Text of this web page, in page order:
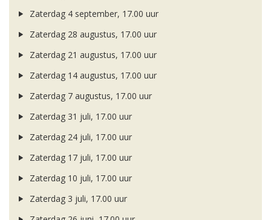
Zaterdag 4 september, 17.00 uur
Zaterdag 28 augustus, 17.00 uur
Zaterdag 21 augustus, 17.00 uur
Zaterdag 14 augustus, 17.00 uur
Zaterdag 7 augustus, 17.00 uur
Zaterdag 31 juli, 17.00 uur
Zaterdag 24 juli, 17.00 uur
Zaterdag 17 juli, 17.00 uur
Zaterdag 10 juli, 17.00 uur
Zaterdag 3 juli, 17.00 uur